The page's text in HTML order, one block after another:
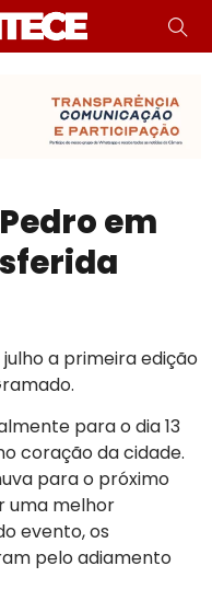
em
a primeira edição
para o dia 13
coração da cidade.
para o próximo
uma melhor
evento, os
pelo adiamento